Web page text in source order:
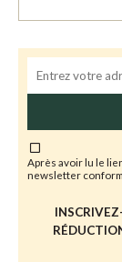
Après avoir lu le
newsletter